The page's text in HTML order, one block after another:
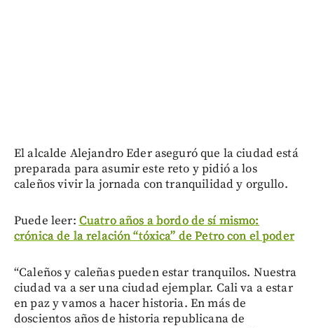
El alcalde Alejandro Eder aseguró que la ciudad está
preparada para asumir este reto y pidió a los
caleños vivir la jornada con tranquilidad y orgullo.
Puede leer: Cuatro años a bordo de sí mismo:
crónica de la relación “tóxica” de Petro con el poder
“Caleños y caleñas pueden estar tranquilos. Nuestra
ciudad va a ser una ciudad ejemplar. Cali va a estar
en paz y vamos a hacer historia. En más de
doscientos años de historia republicana de